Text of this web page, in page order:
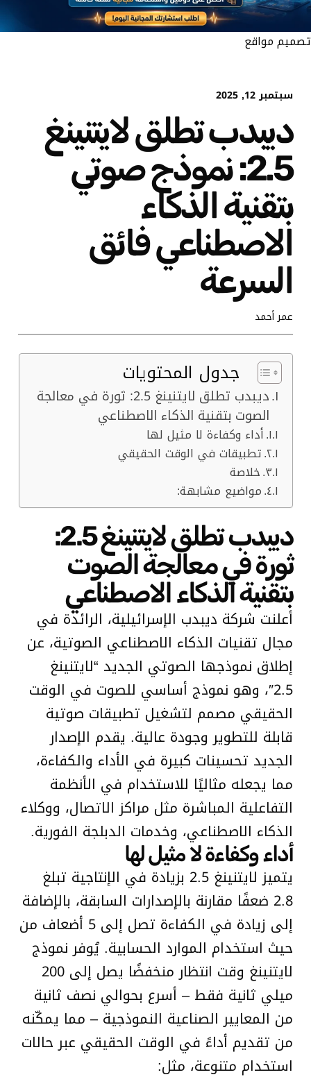
تصميم مواقع
سبتمبر 12, 2025
ديبدب تطلق لايتنينغ
2.5: نموذج صوتي
بتقنية الذكاء
الاصطناعي فائق
السرعة
عمر أحمد
جدول المحتويات
ديبدب تطلق لايتنينغ 2.5: ثورة في معالجة
الصوت بتقنية الذكاء الاصطناعي
أداء وكفاءة لا مثيل لها
تطبيقات في الوقت الحقيقي
خلاصة
مواضيع مشابهة:
ديبدب تطلق لايتنينغ 2.5:
ثورة في معالجة الصوت
بتقنية الذكاء الاصطناعي
أعلنت شركة ديبدب الإسرائيلية، الرائدة في
مجال تقنيات الذكاء الاصطناعي الصوتية، عن
إطلاق نموذجها الصوتي الجديد “لايتنينغ
2.5″، وهو نموذج أساسي للصوت في الوقت
الحقيقي مصمم لتشغيل تطبيقات صوتية
قابلة للتطوير وجودة عالية. يقدم الإصدار
الجديد تحسينات كبيرة في الأداء والكفاءة،
مما يجعله مثاليًا للاستخدام في الأنظمة
التفاعلية المباشرة مثل مراكز الاتصال، ووكلاء
الذكاء الاصطناعي، وخدمات الدبلجة الفورية.
أداء وكفاءة لا مثيل لها
يتميز لايتنينغ 2.5 بزيادة في الإنتاجية تبلغ
2.8 ضعفًا مقارنة بالإصدارات السابقة، بالإضافة
إلى زيادة في الكفاءة تصل إلى 5 أضعاف من
حيث استخدام الموارد الحسابية. يُوفر نموذج
لايتنينغ وقت انتظار منخفضًا يصل إلى 200
ميلي ثانية فقط – أسرع بحوالي نصف ثانية
من المعايير الصناعية النموذجية – مما يمكّنه
من تقديم أداءً في الوقت الحقيقي عبر حالات
استخدام متنوعة، مثل: